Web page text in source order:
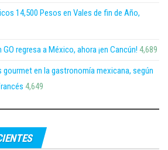
14,500 Pesos en Vales de fin de Año,
regresa a México, ahora ¡en Cancún! 4,689
gourmet en la gastronomía mexicana, según
4,649